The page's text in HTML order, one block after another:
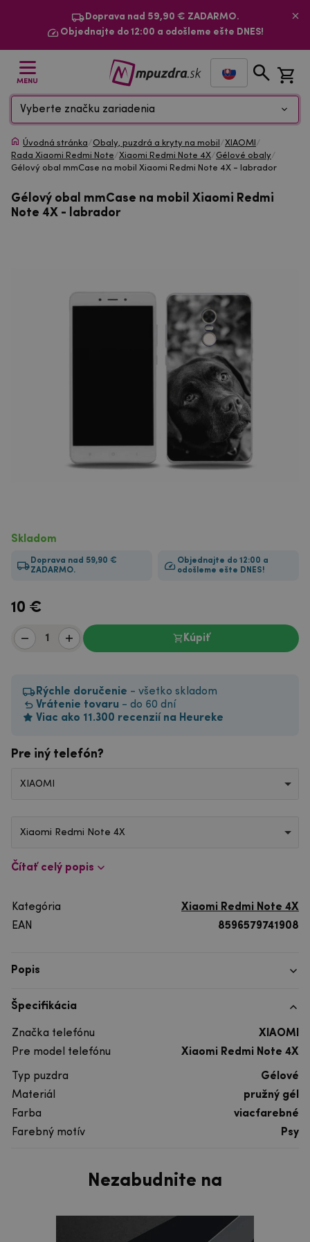
Doprava nad 59,90 € ZADARMO.
Objednajte do 12:00 a odošleme ešte DNES!
MENU
Vyberte značku zariadenia
Úvodná stránka/Obaly, puzdrá a kryty na mobil /XIAOMI /
Rada Xiaomi Redmi Note/Xiaomi Redmi Note 4X/Gélové obaly/
Gélový obal mmCase na mobil Xiaomi Redmi Note 4X - labrador
Gélový obal mmCase na mobil Xiaomi Redmi
Note 4X - labrador
Skladom
Doprava nad 59,90 €
ZADARMO.
Objednajte do 12:00 a
odošleme ešte DNES!
10 €
Kúpiť
Rýchle doručenie - všetko skladom
Vrátenie tovaru - do 60 dní
Viac ako 11.300 recenzií na Heureke
Pre iný telefón?
XIAOMI
Xiaomi Redmi Note 4X
Čítať celý popis
Kategória
Xiaomi Redmi Note 4X
EAN
8596579741908
Popis
Špecifikácia
Značka telefónu
XIAOMI
Pre model telefónu
Xiaomi Redmi Note 4X
Typ puzdra
Gélové
Materiál
pružný gél
Farba
viacfarebné
Farebný motív
Psy
Nezabudnite na